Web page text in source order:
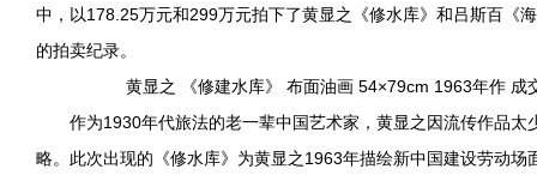
中，以178.25万元和299万元拍下了黄显之《修水库》和吕斯百《
的拍卖纪录。
黄显之 《修建水库》 布面油画 54×79cm 1963年作 成
作为1930年代旅法的老一辈中国艺术家，黄显之因流传作品太
略。此次出现的《修水库》为黄显之1963年描绘新中国建设劳动场